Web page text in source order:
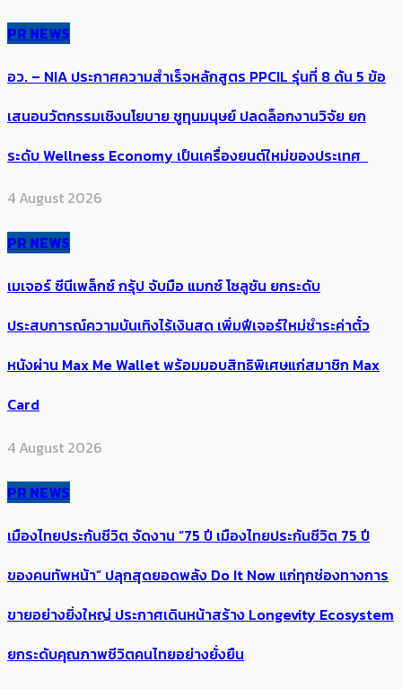
PR NEWS
อว. – NIA ประกาศความสำเร็จหลักสูตร PPCIL รุ่นที่ 8 ดัน 5 ข้อ
เสนอนวัตกรรมเชิงนโยบาย ชูทุนมนุษย์ ปลดล็อกงานวิจัย ยก
ระดับ Wellness Economy เป็นเครื่องยนต์ใหม่ของประเทศ
4 August 2026
PR NEWS
เมเจอร์ ซีนีเพล็กซ์ กรุ้ป จับมือ แมกซ์ โซลูชัน ยกระดับ
ประสบการณ์ความบันเทิงไร้เงินสด เพิ่มฟีเจอร์ใหม่ชำระค่าตั๋ว
หนังผ่าน Max Me Wallet พร้อมมอบสิทธิพิเศษแก่สมาชิก Max
Card
4 August 2026
PR NEWS
เมืองไทยประกันชีวิต จัดงาน “75 ปี เมืองไทยประกันชีวิต 75 ปี
ของคนทัพหน้า” ปลุกสุดยอดพลัง Do It Now แก่ทุกช่องทางการ
ขายอย่างยิ่งใหญ่ ประกาศเดินหน้าสร้าง Longevity Ecosystem
ยกระดับคุณภาพชีวิตคนไทยอย่างยั่งยืน